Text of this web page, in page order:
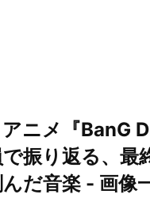
アニメ『
振り返る、最
だ音楽 - 画像